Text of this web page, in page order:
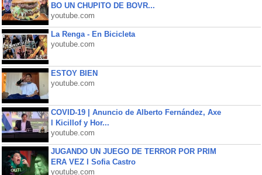
BO UN CHUPITO DE BOVR...
youtube.com
La Renga - En Bicicleta
youtube.com
ESTOY BIEN
youtube.com
COVID-19 | Anuncio de Alberto Fernández, Axe
l Kicillof y Hor...
youtube.com
JUGANDO UN JUEGO DE TERROR POR PRIM
ERA VEZ l Sofia Castro
youtube.com